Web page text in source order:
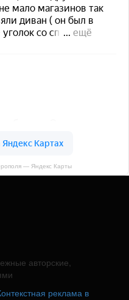
— Яндекс Карты
авторские,
реклама в